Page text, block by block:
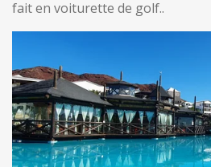
fait en voiturette de golf..